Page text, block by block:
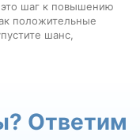
шаг к повышению
положительные
шанс,
Ответим